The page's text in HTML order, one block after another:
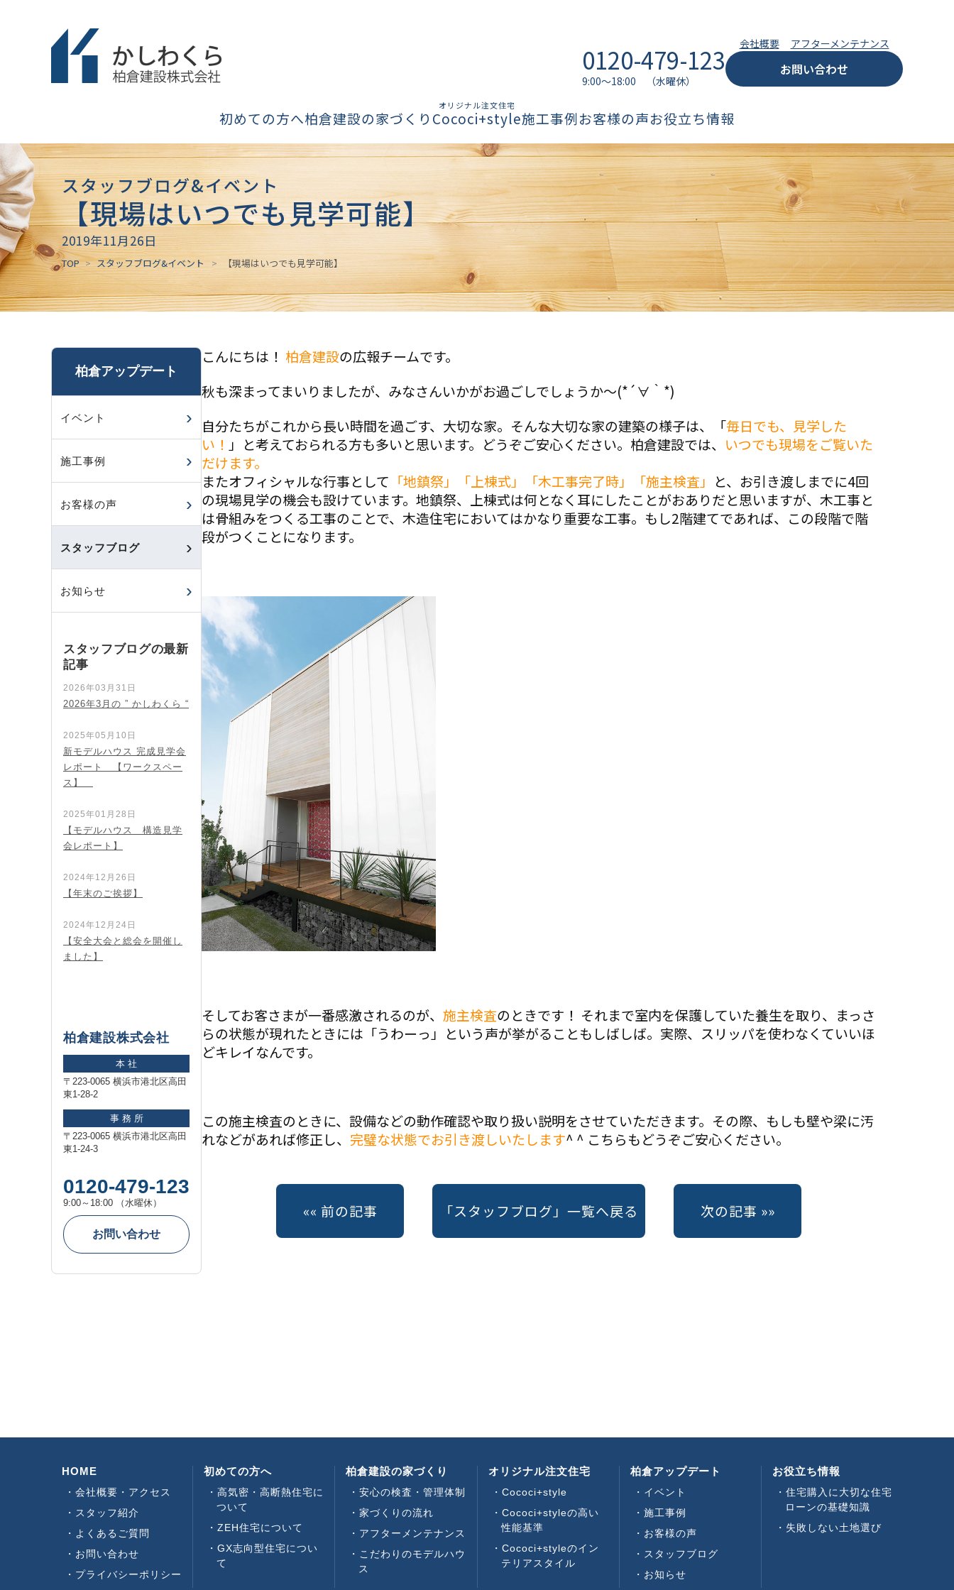
0120-479-123
9:00～18:00 （水曜休）
会社概要 アフターメンテナンス
お問い合わせ
初めての方へ柏倉建設の家づくり
オリジナル注文住宅
Cococi+style施工事例お客様の声お役立ち情報
スタッフブログ&イベント
【現場はいつでも見学可能】
2019年11月26日
TOP スタッフブログ&イベント 【現場はいつでも見学可能】
こんにちは！ 柏倉建設の広報チームです。
秋も深まってまいりましたが、みなさんいかがお過ごしでしょうか〜(*´∀｀*)
自分たちがこれから長い時間を過ごす、大切な家。そんな大切な家の建築の様子は、「毎日でも、見学した
い！ 」と考えておられる方も多いと思います。どうぞご安心ください。柏倉建設では、 いつでも現場をご覧いた
だけます。
またオフィシャルな行事として 「地鎮祭」「上棟式」「木工事完了時」「施主検査」 と、お引き渡しまでに4回
の現場見学の機会も設けています。地鎮祭、上棟式は何となく耳にしたことがおありだと思いますが、木工事と
は骨組みをつくる工事のことで、木造住宅においてはかなり重要な工事。もし2階建てであれば、この段階で階
段がつくことになります。
そしてお客さまが一番感激されるのが、 施主検査のときです！ それまで室内を保護していた養生を取り、まっさ
らの状態が現れたときには「うわーっ」という声が挙がることもしばしば。実際、スリッパを使わなくていいほ
どキレイなんです。
この施主検査のときに、設備などの動作確認や取り扱い説明をさせていただきます。その際、もしも壁や梁に汚
れなどがあれば修正し、 完璧な状態でお引き渡しいたします^ ^ こちらもどうぞご安心ください。
«« 前の記事 次の記事 »»
「スタッフブログ」一覧へ戻る
柏倉アップデート
イベント
施工事例
お客様の声
スタッフブログ
お知らせ
スタッフブログの最新
記事
2026年03月31日
2026年3月の ” かしわくら “
2025年05月10日
新モデルハウス 完成見学会
レポート 【ワークスペー
ス】
2025年01月28日
【モデルハウス 構造見学
会レポート】
2024年12月26日
【年末のご挨拶】
2024年12月24日
【安全大会と総会を開催し
ました】
柏倉建設株式会社
本 社
〒223-0065 横浜市港北区高田
東1-28-2
事 務 所
〒223-0065 横浜市港北区高田
東1-24-3
0120-479-123
9:00～18:00 （水曜休）
お問い合わせ
HOME
会社概要・アクセス
スタッフ紹介
よくあるご質問
お問い合わせ
プライバシーポリシー
初めての方へ
高気密・高断熱住宅に
ついて
ZEH住宅について
GX志向型住宅につい
て
柏倉建設の家づくり
安心の検査・管理体制
家づくりの流れ
アフターメンテナンス
こだわりのモデルハウ
ス
オリジナル注文住宅
Cococi+style
Cococi+styleの高い
性能基準
Cococi+styleのイン
テリアスタイル
柏倉アップデート
イベント
施工事例
お客様の声
スタッフブログ
お知らせ
お役立ち情報
住宅購入に大切な住宅
ローンの基礎知識
失敗しない土地選び